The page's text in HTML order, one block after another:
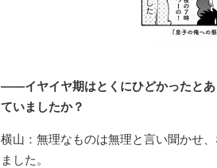
――イヤイヤ期はとくにひどかったとあ
ていましたか？
横山：無理なものは無理と言い聞かせ
ました。